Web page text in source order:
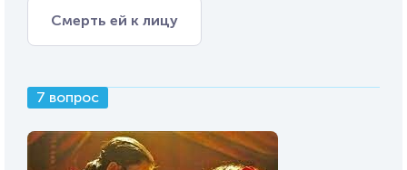
Смерть ей к лицу
7 вопрос